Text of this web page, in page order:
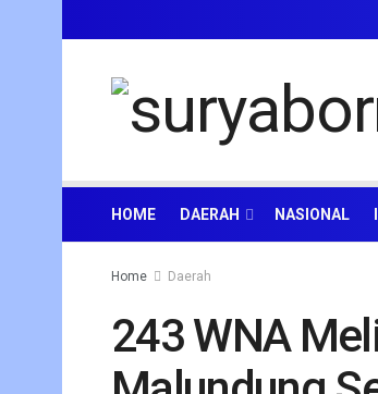
HOME DAERAH NASIONAL
Home Daerah
243 WNA